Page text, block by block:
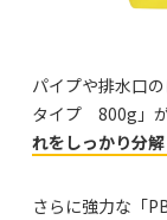
パイプや排水口
タイプ 800g」が
れをしっかり分
さらに強力な「